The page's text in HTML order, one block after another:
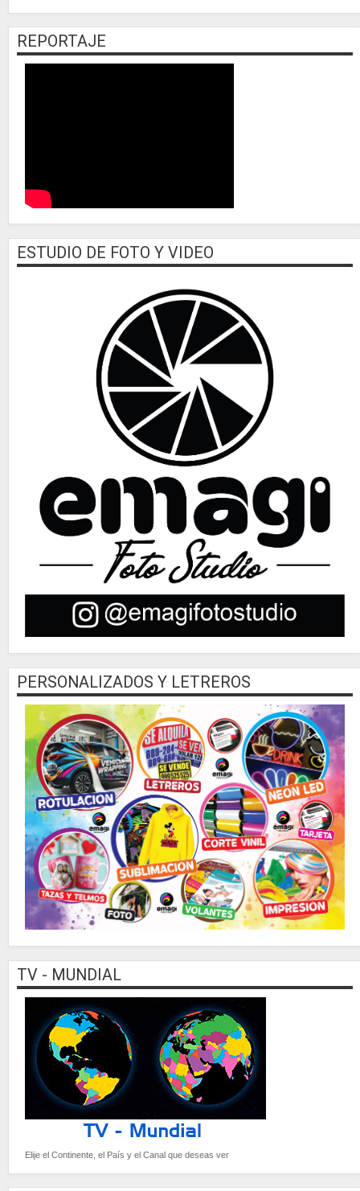
REPORTAJE
ESTUDIO DE FOTO Y VIDEO
PERSONALIZADOS Y LETREROS
TV - MUNDIAL
Elije el Continente, el País y el Canal que deseas ver